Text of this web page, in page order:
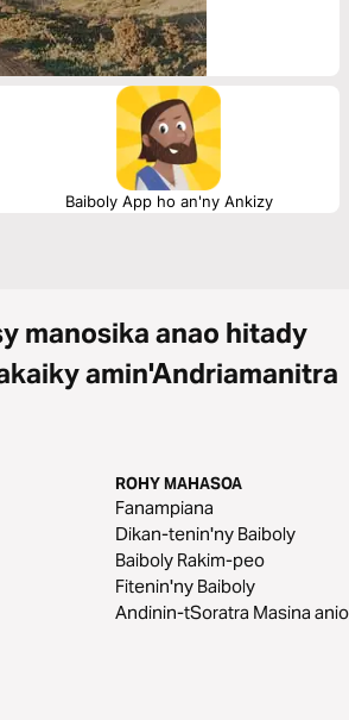
Baiboly App ho an'ny Ankizy
manosika anao hitady
amin'Andriamanitra
ROHY MAHASOA
Fanampiana
Dikan-tenin'ny Baiboly
Baiboly Rakim-peo
Fitenin'ny Baiboly
Andinin-tSoratra Masina anio